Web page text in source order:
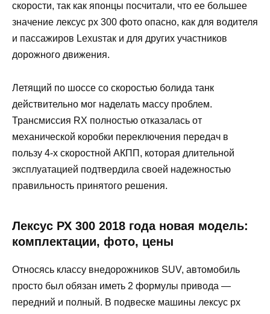
скорости, так как японцы посчитали, что ее большее
значение лексус рх 300 фото опасно, как для водителя
и пассажиров Lexusтак и для других участников
дорожного движения.
Летящий по шоссе со скоростью болида танк
действительно мог наделать массу проблем.
Трансмиссия RX полностью отказалась от
механической коробки переключения передач в
пользу 4-х скоростной АКПП, которая длительной
эксплуатацией подтвердила своей надежностью
правильность принятого решения.
Лексус РХ 300 2018 года новая модель:
комплектации, фото, цены
Относясь классу внедорожников SUV, автомобиль
просто был обязан иметь 2 формулы привода —
передний и полный. В подвеске машины лексус рх